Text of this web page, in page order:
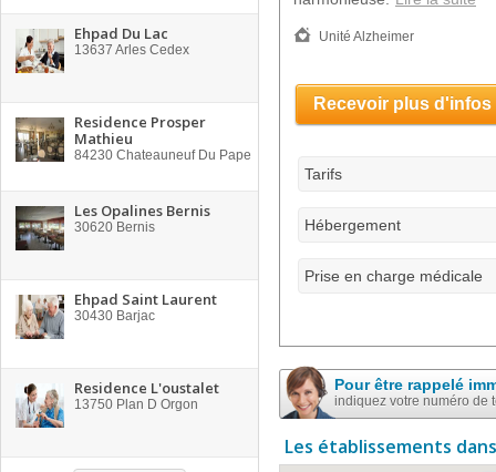
Ehpad Du Lac
13637 Arles Cedex
Residence Prosper
Mathieu
84230 Chateauneuf Du Pape
Les Opalines Bernis
30620 Bernis
Ehpad Saint Laurent
30430 Barjac
Residence L'oustalet
13750 Plan D Orgon
Unité Alzheimer
Recevoir plus d'infos
Tarifs
Hébergement
Prise en charge médicale
Pour être rappelé
indiquez votre numéro de
Les établissements